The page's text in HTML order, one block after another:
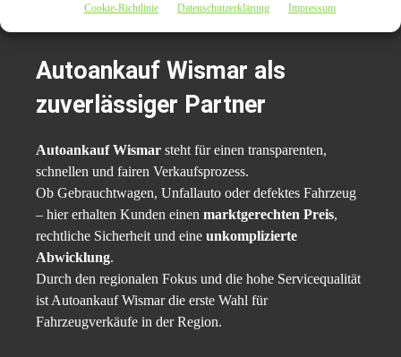
Cookie-Richtlinie Datenschutzerklärung Impressum
Unternehmen und Flottenkunden.
Autoankauf Wismar als
zuverlässiger Partner
Autoankauf Wismar steht für einen transparenten,
schnellen und fairen Verkaufsprozess.
Ob Gebrauchtwagen, Unfallauto oder defektes Fahrzeug
– hier erhalten Kunden einen marktgerechten Preis,
rechtliche Sicherheit und eine unkomplizierte
Abwicklung.
Durch den regionalen Fokus und die hohe Servicequalität
ist Autoankauf Wismar die erste Wahl für
Fahrzeugverkäufe in der Region.